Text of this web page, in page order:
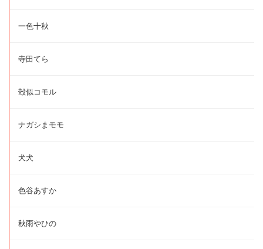
一色十秋
寺田てら
殻似コモル
ナガシまモモ
犬犬
色谷あすか
秋雨やひの